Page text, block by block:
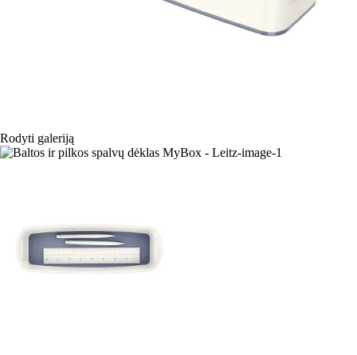
Rodyti galeriją